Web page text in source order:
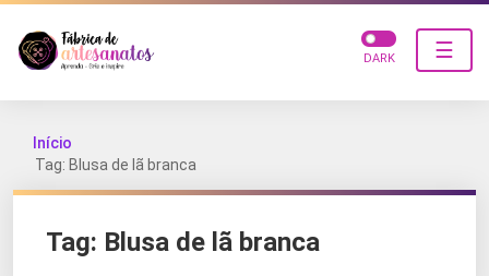
☰
DARK
Início
Tag: Blusa de lã branca
Tag: Blusa de lã branca